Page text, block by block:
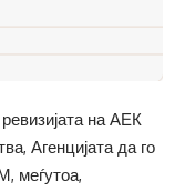
на АЕК
Агенцијата да го
меѓутоа,